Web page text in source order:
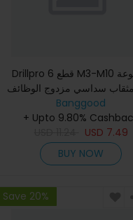
Drillpro 6 قطع M3-M10 مجموعة
مثقاب سداسي مزدوج الوظائف HSS
المخروطية مثابرة
Banggood
+ Upto 9.80%
USD 7.49
BUY NOW
Save 20%